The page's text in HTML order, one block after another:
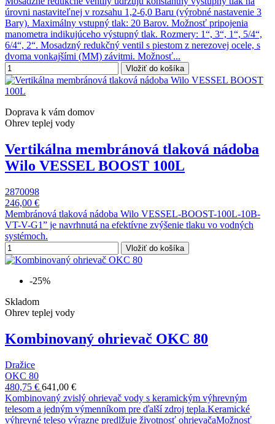
úrovni nastaviteľnej v rozsahu 1,2-6,0 Baru (výrobné nastavenie 3
Bary). Maximálny vstupný tlak: 20 Barov. Možnosť pripojenia
manometra indikujúceho výstupný tlak. Rozmery: 1“, 3“, 1“, 5/4“,
6/4“, 2“. Mosadzný redukčný ventil s piestom z nerezovej ocele, s
dvoma vonkajšími (MM) závitmi. Možnosť...
Vložiť do košíka
Doprava k vám domov
Ohrev teplej vody
Vertikálna membránová tlaková nádoba
Wilo VESSEL BOOST 100L
2870098
246,00 €
Membránová tlaková nádoba Wilo VESSEL-BOOST-100L-10B-
VT-V-G1” je navrhnutá na efektívne zvýšenie tlaku vo vodných
systémoch.
Vložiť do košíka
-25%
Skladom
Ohrev teplej vody
Kombinovaný ohrievač OKC 80
Dražice
OKC 80
480,75 € 641,00 €
Kombinovaný zvislý ohrievač vody s keramickým výhrevným
telesom a jedným výmenníkom pre ďalší zdroj tepla.Keramické
výhrevné teleso výrazne predlžuje životnosť ohrievačaMožnosť